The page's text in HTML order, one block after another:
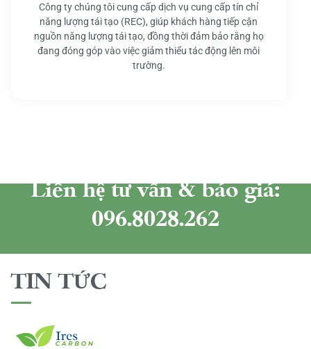
Công ty chúng tôi cung cấp dịch vụ cung cấp tín chỉ
năng lượng tái tạo (REC), giúp khách hàng tiếp cận
nguồn năng lượng tái tạo, đồng thời đảm bảo rằng họ
đang đóng góp vào việc giảm thiểu tác động lên môi
trường.
Liên hệ tư vấn & báo giá:
096.8028.262
TIN TỨC